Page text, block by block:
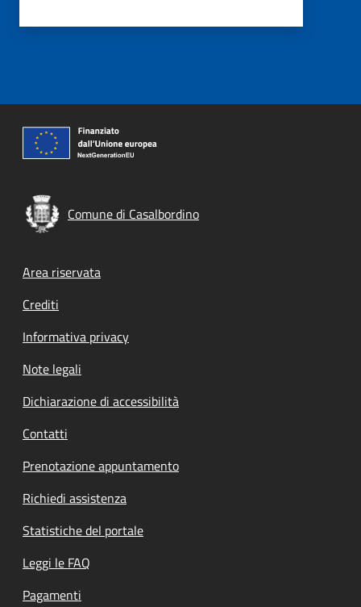
Comune di Casalbordino
Footer menu
Area riservata
Crediti
Informativa privacy
Note legali
Dichiarazione di accessibilità
Contatti
Prenotazione appuntamento
Richiedi assistenza
Statistiche del portale
Leggi le FAQ
Pagamenti